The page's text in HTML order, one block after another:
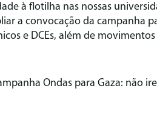
à flotilha nas nossas
a convocação da campanha
e DCEs, além de
Ondas para Gaza: não